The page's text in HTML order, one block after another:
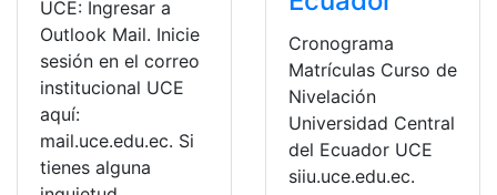
UCE: Ingresar a
Outlook Mail. Inicie
sesión en el correo
institucional UCE
aquí:
mail.uce.edu.ec. Si
tienes alguna
Cronograma
Matrículas Curso de
Nivelación
Universidad Central
del Ecuador UCE
siiu.uce.edu.ec.